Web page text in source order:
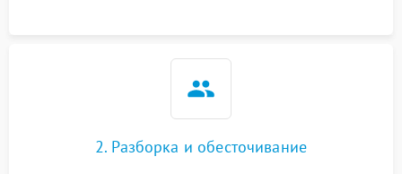
2. Разборка и обесточивание